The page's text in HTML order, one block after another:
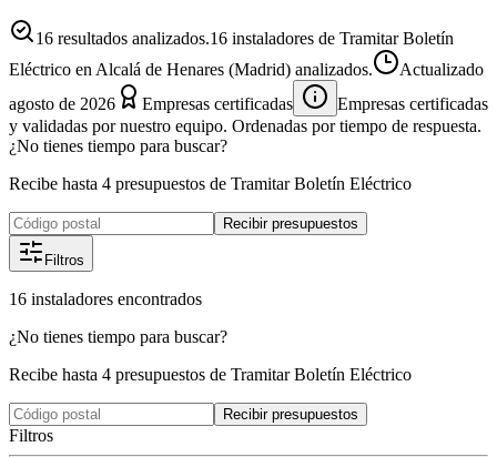
16 resultados analizados.16 instaladores de Tramitar Boletín
Eléctrico en Alcalá de Henares (Madrid) analizados.
Actualizado
agosto de 2026
Empresas certificadas
Empresas certificadas
y validadas por nuestro equipo. Ordenadas por tiempo de respuesta.
¿No tienes tiempo para buscar?
Recibe hasta 4 presupuestos de Tramitar Boletín Eléctrico
Recibir presupuestos
Filtros
16 instaladores encontrados
¿No tienes tiempo para buscar?
Recibe hasta 4 presupuestos de Tramitar Boletín Eléctrico
Recibir presupuestos
Filtros